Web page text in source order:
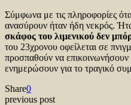
Σύμφωνα με τις πληροφορίες
ανασύρουν ήταν ήδη νεκρός.
σκάφος του λιμενικού δεν
του 23χρονου οφείλεται σε
προσπαθούν να επικοινωνήσουν
ενημερώσουν για το τραγικό
Share0
previous post